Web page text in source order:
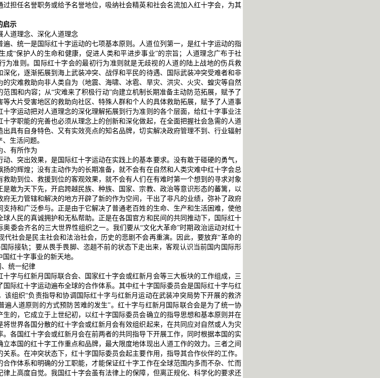
担任名誉职务或给予名誉地位，吸纳社会精英和社会名流加入红十字会，为其
启示
人道理念、深化人道理念
、统一是国际红十字运动的七项基本原则。人道位列第一，是红十字运动的指
成“保护人的生命和健康，促进人类和平进步事业”的宗旨；人道理念广布于社
为准则。国际红十字会的最初行为准则就是无歧视的人道的陆上战地的伤兵救
化，逐渐拓展到海上武装冲突、战俘和平民的待遇、国际武装冲突受难者和非
灾难救助向非人类自为（地震、海啸、冰雹、旱灾、洪灾、火灾、蝗灾等自然
围和内容；从“灾难来了积极行动”向建立机制长期准备主动防范拓展，赋予了
大片受害地区的救助向社区、特殊人群和个人的具体救助拓展，赋予了人道事
字运动把对人道理念的深化理解拓展到行为准则的各个层面，给红十字事业注
字职能的完善也必须从理念上的创新和深化做起，在全面把握社会急需的人道
具有自身特色、又有实效亮点的知名品牌，切实解决政府管理不到、行业辐射
生活问题。
、有所作为
、突出效果，是国际红十字运动在实践上的基本要求。没有敢于碰硬的勇气，
的辉煌；没有主动作为的长期准备，就不会有在自然和人类灾难中红十字会总
助到位、救援到位的客观效果，就不会有人们在有难时第一个想到的寻求对象
敢为天下先，开启跨越民族、种族、国家、宗教、政治等意识形态的蕃篱，以
无力管辖和解决的地方开辟了新的作为空间，干出了非凡的业绩，弥补了政府
持和广泛参与。正是由于它解决了普通老百姓的生命、生产和生活困难，使他
人民的真诚拥护和无私帮助。正是在各国官方和民间的共同推动下，国际红十
委会齐名的三大世界性组织之一。我们要从“文化大革命”时期政治运动对红十
代社会是民主社会和法治社会，历史的悲剧不会再重演。因此，要放弃“革命的
际接轨；要从畏手畏脚、恣趄不前的状态下走出来，客观认识当前国内国际形
红十字事业的新天地。
统一纪律
十字与红新月国际联合会、国家红十字会或红新月会等三大板块的工作组成，三
际红十字运动遍布全球的合作体系。其中红十字国际委员会是国际红十字与红
组织“负责指导和协调国际红十字与红新月运动在武装冲突局势下开展的救济
人道原则的方式预防苦难的发生”。红十字与红新月国际联合会是为了统一协
的，它成立于上世纪初，以红十字国际委员会确立的指导思想和基本原则并在
世界各国分散的红十字会或红新月会有效组织起来，在共同应对自然或人为灾
各国红十字会或红新月会在前两者的共同指导下开展工作，同时根据本国的实
本国的红十字工作重点和品牌，最大限度地体现出人道工作的效力。三者之间
系。在冲突状态下，红十字国际委员会起主要作用，指导其合作伙伴的工作。
作体系和明确的分工职能，才能保证红十字工作在全球范围内多而不杂、忙而
上高度自觉。我国红十字会虽有法律上的保障，但离正规化、科学化的要求还